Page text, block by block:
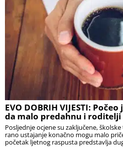
EVO DOBRIH VIJESTI:
da malo predahnu i roditelji
Posljednje ocjene su zaključene,
rano ustajanje konačno mogu malo
početak ljetnog raspusta predstavlja